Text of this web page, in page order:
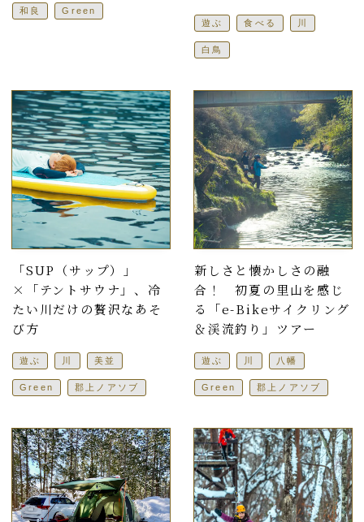
和良 Green
遊ぶ 食べる 川
白鳥
「SUP（サップ）」
×「テントサウナ」、冷
たい川だけの贅沢なあそ
び方
遊ぶ 川 美並
Green 郡上ノアソブ
新しさと懐かしさの融
合！ 初夏の里山を感じ
る「e-Bikeサイクリング
＆渓流釣り」ツアー
遊ぶ 川 八幡
Green 郡上ノアソブ